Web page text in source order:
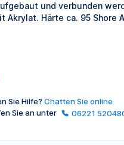
und verbunden
Akrylat. Härte ca. 95 Shore
Sie Hilfe? Chatten Sie online
Sie an unter
06221